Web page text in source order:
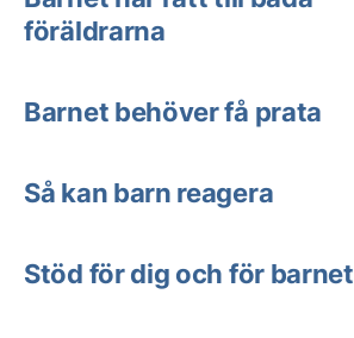
föräldrarna
Barnet behöver få prata
Så kan barn reagera
Stöd för dig och för barnet